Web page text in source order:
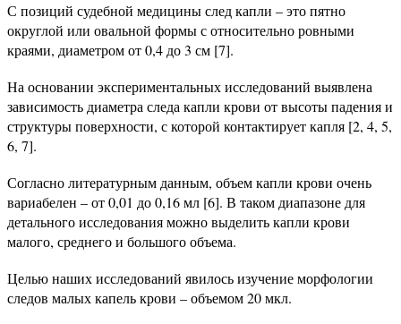
С позиций судебной медицины след капли – это пятно
округлой или овальной формы с относительно ровными
краями, диаметром от 0,4 до 3 см [7].
На основании экспериментальных исследований выявлена
зависимость диаметра следа капли крови от высоты падения и
структуры поверхности, с которой контактирует капля [2, 4, 5,
6, 7].
Согласно литературным данным, объем капли крови очень
вариабелен – от 0,01 до 0,16 мл [6]. В таком диапазоне для
детального исследования можно выделить капли крови
малого, среднего и большого объема.
Целью наших исследований явилось изучение морфологии
следов малых капель крови – объемом 20 мкл.